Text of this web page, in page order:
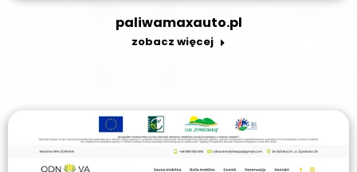
paliwamaxauto.pl
zobacz więcej